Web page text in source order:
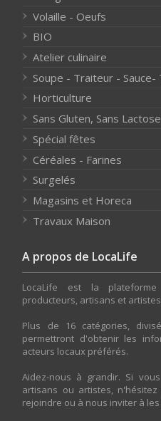
Volaille - Oeufs
BIO
Atelier culinaire
Soupe - Traiteur - Sauce-
Horticulture
Sans Gluten, Sans
Spécial fêtes
Céréales - Farines
Surgelés
Magasins et Horeca
Travaux Maison
A propos de LocaLife
LocaLife est la
producteurs, artisans et
Plus de 16 catégories,
permettront d'obtenir les
acteurs locaux préférés.
Aidez-nous à grandir. Si
artisans ou artistes,
rejoindre ou à nous inviter à